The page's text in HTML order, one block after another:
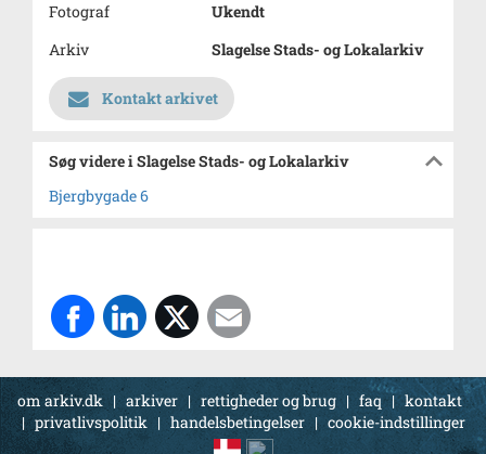
Fotograf
Ukendt
Arkiv
Slagelse Stads- og Lokalarkiv
Kontakt arkivet
Søg videre i Slagelse Stads- og Lokalarkiv
Bjergbygade 6
om arkiv.dk | arkiver | rettigheder og brug | faq | kontakt
|privatlivspolitik | handelsbetingelser | cookie-indstillinger